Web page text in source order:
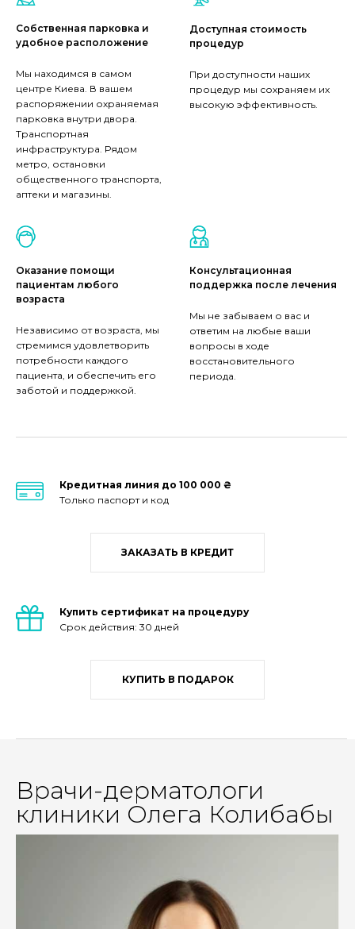
Собственная парковка и
удобное расположение
Мы находимся в самом
центре Киева. В вашем
распоряжении охраняемая
парковка внутри двора.
Транспортная
инфраструктура. Рядом
метро, остановки
общественного транспорта,
аптеки и магазины.
Доступная стоимость
процедур
При доступности наших
процедур мы сохраняем их
высокую эффективность.
Оказание помощи
пациентам любого
возраста
Независимо от возраста, мы
стремимся удовлетворить
потребности каждого
пациента, и обеспечить его
заботой и поддержкой.
Консультационная
поддержка после лечения
Мы не забываем о вас и
ответим на любые ваши
вопросы в ходе
восстановительного
периода.
Кредитная линия до 100 000 ₴
Только паспорт и код
ЗАКАЗАТЬ В КРЕДИТ
Купить сертификат на процедуру
Срок действия: 30 дней
КУПИТЬ В ПОДАРОК
Врачи-дерматологи
клиники Олега Колибабы